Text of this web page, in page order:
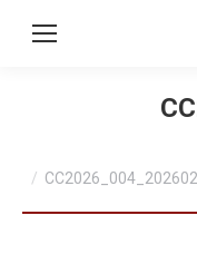
principal